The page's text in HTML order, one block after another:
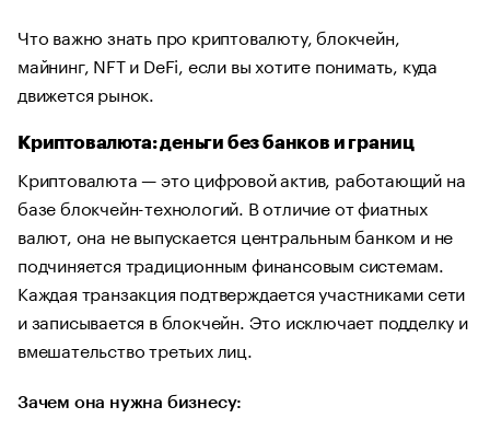
Что важно знать про криптовалюту, блокчейн,
майнинг, NFT и DeFi, если вы хотите понимать, куда
движется рынок.
Криптовалюта: деньги без банков и границ
Криптовалюта — это цифровой актив, работающий на
базе блокчейн-технологий. В отличие от фиатных
валют, она не выпускается центральным банком и не
подчиняется традиционным финансовым системам.
Каждая транзакция подтверждается участниками сети
и записывается в блокчейн. Это исключает подделку и
вмешательство третьих лиц.
Зачем она нужна бизнесу: